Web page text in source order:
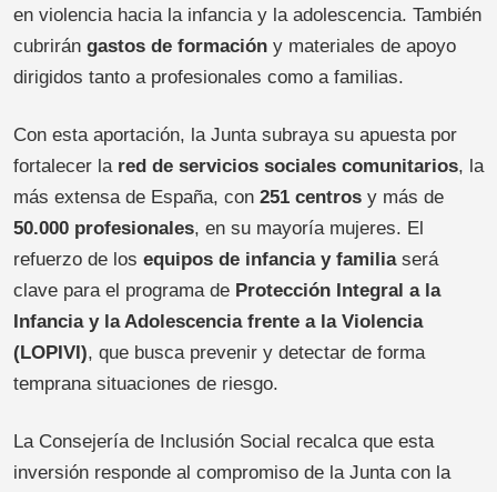
en violencia hacia la infancia y la adolescencia. También
cubrirán gastos de formación y materiales de apoyo
dirigidos tanto a profesionales como a familias.
Con esta aportación, la Junta subraya su apuesta por
fortalecer la red de servicios sociales comunitarios, la
más extensa de España, con 251 centros y más de
50.000 profesionales, en su mayoría mujeres. El
refuerzo de los equipos de infancia y familiaserá
clave para el programa de Protección Integral a la
Infancia y la Adolescencia frente a la Violencia
(LOPIVI), que busca prevenir y detectar de forma
temprana situaciones de riesgo.
La Consejería de Inclusión Social recalca que esta
inversión responde al compromiso de la Junta con la